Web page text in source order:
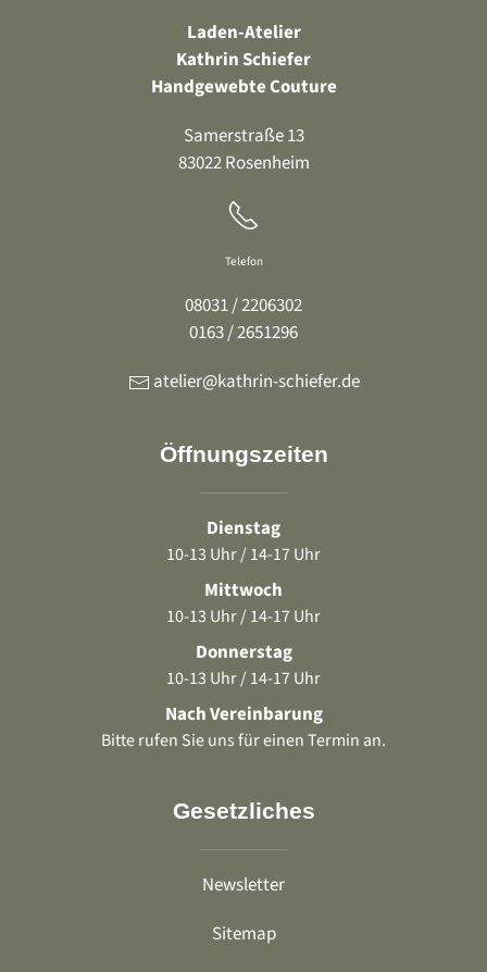
Laden-Atelier
Kathrin Schiefer
Handgewebte Couture
Samerstraße 13
83022 Rosenheim
Telefon
08031 / 2206302
0163 / 2651296
atelier@kathrin-schiefer.de
Öffnungszeiten
Dienstag
10-13 Uhr / 14-17 Uhr
Mittwoch
10-13 Uhr / 14-17 Uhr
Donnerstag
10-13 Uhr / 14-17 Uhr
Nach Vereinbarung
Bitte rufen Sie uns für einen Termin an.
Gesetzliches
Newsletter
Sitemap